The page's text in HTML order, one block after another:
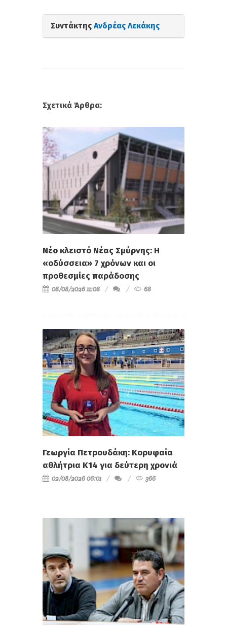
Συντάκτης Ανδρέας Λεκάκης
Σχετικά Άρθρα:
Νέο κλειστό Νέας Σμύρνης: Η
«οδύσσεια» 7 χρόνων και οι
προθεσμίες παράδοσης
08/08/2026 11:08 68
Γεωργία Πετρουδάκη: Κορυφαία
αθλήτρια Κ14 για δεύτερη χρονιά
02/08/2026 06:01 366